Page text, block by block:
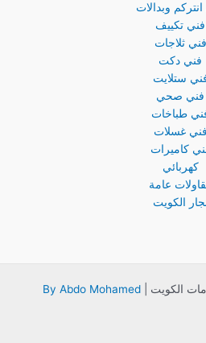
وبدالات
فني تكييف
فني ثلاجات
فني دكت
ستلايت
فني صحي
طباخات
فني غسلات
كاميرات
كهربائي
عامة
الكويت
By Abdo Mohamed